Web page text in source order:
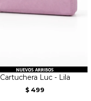
Cartuchera Luc - Lila
$ 499